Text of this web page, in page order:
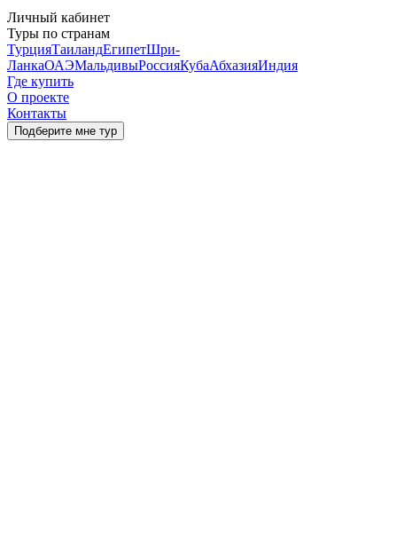
Личный кабинет
Туры по странам
ТурцияТаиландЕгипетШри-
ЛанкаОАЭМальдивыРоссияКубаАбхазияИндия
Где купить
О проекте
Контакты
Подберите мне тур